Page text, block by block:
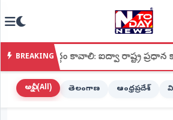
హోమ్
(Home)
BREAKING
కావాలి: ఐద్వా రాష్ట్ర ప్రధాన కార్యదర్శి
అన్నీ (All) తెలంగాణ ఆంధ్రప్రదేశ్